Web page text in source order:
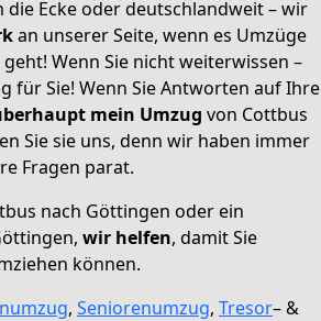
die Ecke oder deutschlandweit – wir
an unserer Seite, wenn es Umzüge
Wenn Sie nicht weiterwissen –
für Sie! Wenn Sie Antworten auf Ihre
mein Umzug von Cottbus
Sie sie uns, denn wir haben immer
Fragen parat.
nach Göttingen oder ein
wir helfen, damit Sie
können.
, Seniorenumzug, Tresor– &